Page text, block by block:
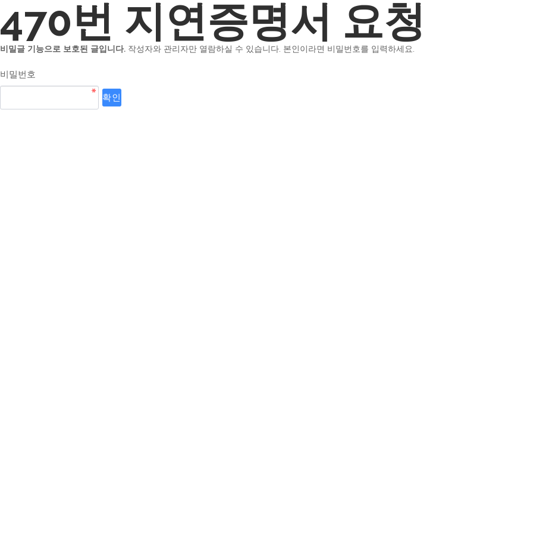
470번 지연증명서 요청
비밀글 기능으로 보호된 글입니다. 작성자와 관리자만 열람하실 수 있습니다. 본인이라면 비밀번호를 입력하세요.
비밀번호